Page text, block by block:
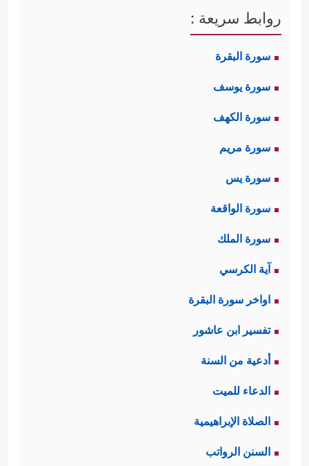
روابط سريعة :
سورة البقرة
سورة يوسف
سورة الكهف
سورة مريم
سورة يس
سورة الواقعة
سورة الملك
آية الكرسي
اواخر سورة البقرة
تفسير ابن عاشور
أدعية من السنة
الدعاء للميت
الصلاة الإبراهيمية
السنن الرواتب